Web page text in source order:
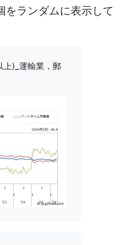
をランダムに表示して
上)_運輸業，郵